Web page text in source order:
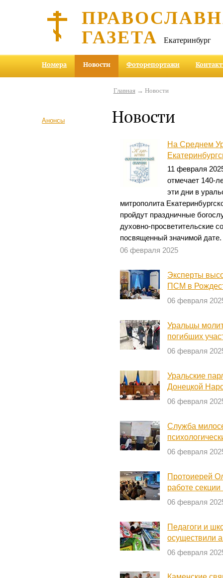
ГАЗЕТА Екатеринбург
Номера Новости Фоторепортажи
Анонсы
Главная→ Новости
Новости
На Среднем
11 февраля
отмечает 140-
эти дни в
митрополита
пройдут праздничные
духовно-просветительские
посвященный значимой дате.
06 февраля 2025
Эксперты
ПСМ в
06 февраля
Уральцы
погибших
06 февраля
Уральские
Донецкой
06 февраля
Служба
06 февраля
Протоиерей
работе
06 февраля
Педагоги и
осуществили
06 февраля